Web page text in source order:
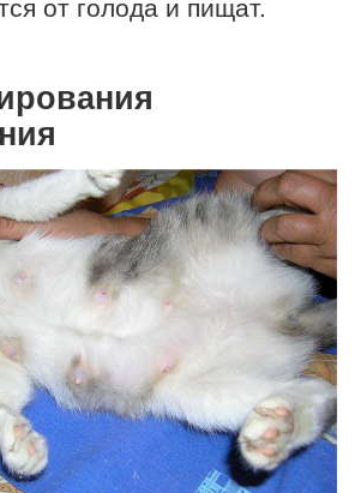
от голода и пищат.